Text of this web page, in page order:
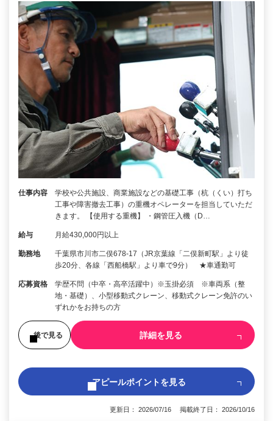
仕事内容
学校や公共施設、商業施設などの基礎工事（杭（くい）打ち
工事や障害撤去工事）の重機オペレーターを担当していただ
きます。 【使用する重機】 ・鋼管圧入機（D…
給与 月給430,000円以上
勤務地
千葉県市川市二俣678-17（JR京葉線「二俣新町駅」より徒
歩20分、各線「西船橋駅」より車で9分） ★車通勤可
応募資格
学歴不問（中卒・高卒活躍中）※玉掛必須 ※車両系（整
地・基礎）、小型移動式クレーン、移動式クレーン免許のい
ずれかをお持ちの方
後で見る 詳細を見る
アピールポイントを見る
更新日： 2026/07/16 掲載終了日： 2026/10/16